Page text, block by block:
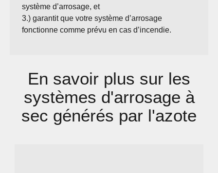
système d’arrosage, et
3.) garantit que votre système d’arrosage
fonctionne comme prévu en cas d’incendie.
En savoir plus sur les
systèmes d'arrosage à
sec générés par l'azote